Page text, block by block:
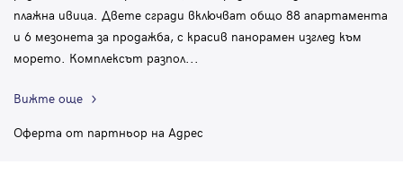
плажна ивица. Двете сгради включват общо 88 апартамента
и 6 мезонета за продажба, с красив панорамен изглед към
морето. Комплексът разпол...
Вижте още
Оферта от партньор на Адрес